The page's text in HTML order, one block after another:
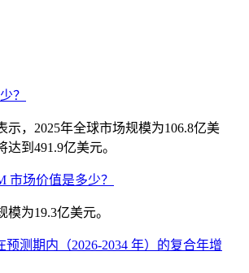
？
示，2025年全球市场规模为106.8亿美
达到491.9亿美元。
市场价值是多少？
模为19.3亿美元。
测期内（2026-2034 年）的复合年增